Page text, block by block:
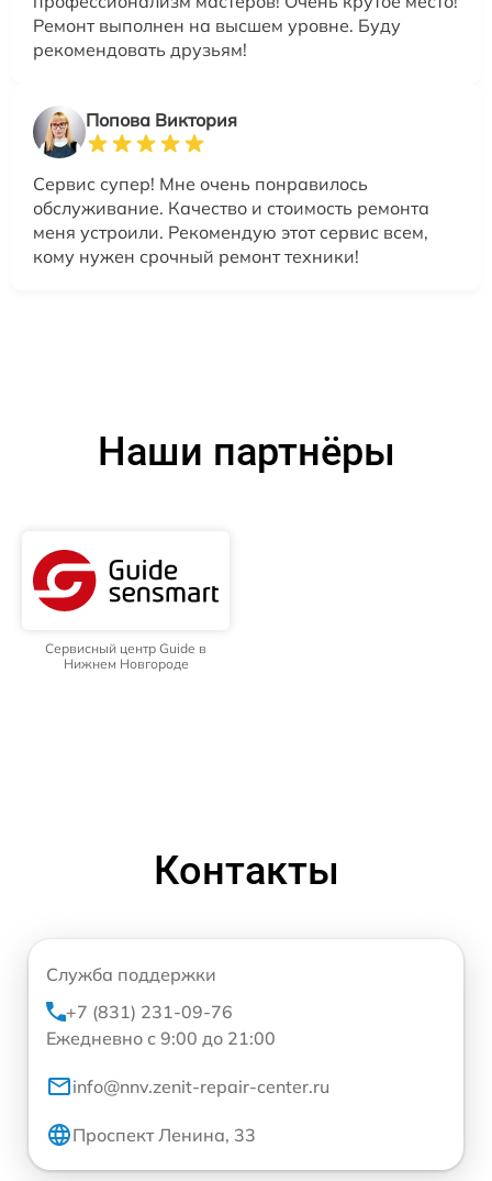
Ремонт выполнен на высшем уровне. Буду
рекомендовать друзьям!
Попова Виктория
Сервис супер! Мне очень понравилось
обслуживание. Качество и стоимость ремонта
меня устроили. Рекомендую этот сервис всем,
кому нужен срочный ремонт техники!
Наши партнёры
Сервисный центр Guide в
Нижнем Новгороде
Контакты
Служба поддержки
+7 (831) 231-09-76
Ежедневно с 9:00 до 21:00
info@nnv.zenit-repair-center.ru
Проспект Ленина, 33